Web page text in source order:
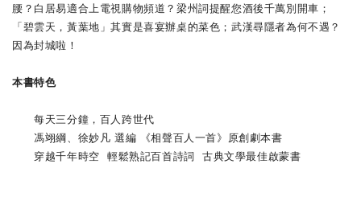
腰？白居易適合上電視購物頻道？梁州詞提醒您酒後千萬別開車；
「碧雲天，黃葉地」其實是喜宴辦桌的菜色；武漢尋隱者為何不遇？
因為封城啦！
本書特色
每天三分鐘，百人跨世代
馮翊綱、徐妙凡 選編 《相聲百人一首》原創劇本書
穿越千年時空 輕鬆熟記百首詩詞 古典文學最佳啟蒙書